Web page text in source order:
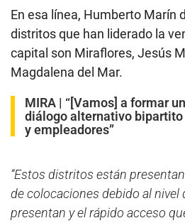
En esa línea, Humberto Marín
distritos que han liderado la
capital son Miraflores, Jesús
Magdalena del Mar.
MIRA | “[Vamos] a formar
diálogo alternativo
y empleadores”
“Estos distritos están
de colocaciones debido al nivel
presentan y el rápido acceso